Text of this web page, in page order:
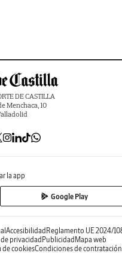
DE CASTILLA
Menchaca, 10
la app
Google Play
Accesibilidad Reglamento UE 2024/
privacidad Publicidad Mapa web
de cookiesCondiciones de contratación